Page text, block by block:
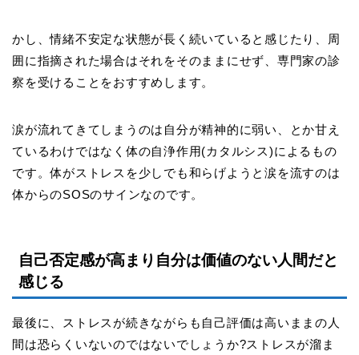
かし、情緒不安定な状態が長く続いていると感じたり、周
囲に指摘された場合はそれをそのままにせず、専門家の診
察を受けることをおすすめします。
涙が流れてきてしまうのは自分が精神的に弱い、とか甘え
ているわけではなく体の自浄作用(カタルシス)によるもの
です。体がストレスを少しでも和らげようと涙を流すのは
体からのSOSのサインなのです。
自己否定感が高まり自分は価値のない人間だと
感じる
最後に、ストレスが続きながらも自己評価は高いままの人
間は恐らくいないのではないでしょうか?ストレスが溜ま